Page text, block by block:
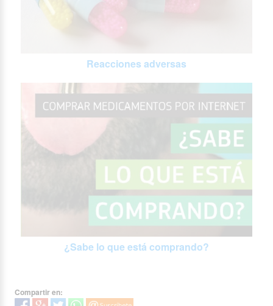
Reacciones adversas
¿Sabe lo que está comprando?
Compartir en: